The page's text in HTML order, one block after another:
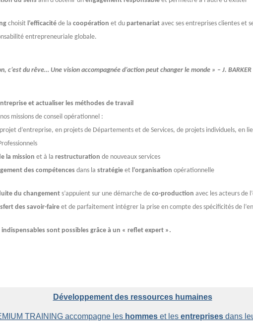
choisit l’efficacité de la coopération et du partenariat avec ses entreprises clientes et
entrepreneuriale globale.
c’est du rêve… Une vision accompagnée d’action peut changer le monde » – J. BARKER
et actualiser les méthodes de travail
missions de conseil opérationnel :
d’entreprise, en projets de Départements et de Services, de projets individuels, en
la mission et à la restructuration de nouveaux services
des compétences dans la stratégie et l’organisation opérationnelle
du changements’appuient sur une démarche de co-production avec les acteurs de
des savoir-faire et de parfaitement intégrer la prise en compte des spécificités de
indispensables sont possibles grâce à un « reflet expert ».
Développement des ressources humaines
TRAINING accompagne les hommes et les entreprises dans